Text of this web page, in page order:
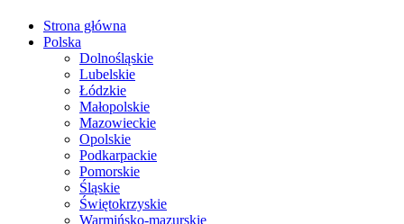
Strona główna
Polska
Dolnośląskie
Lubelskie
Łódzkie
Małopolskie
Mazowieckie
Opolskie
Podkarpackie
Pomorskie
Śląskie
Świętokrzyskie
Warmińsko-mazurskie